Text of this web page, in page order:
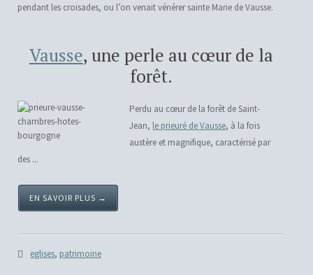
pendant les croisades, ou l’on venait vénérer sainte Marie de Vausse.
Vausse, une perle au cœur de la
forêt.
Perdu au cœur de la forêt de Saint-
Jean, le prieuré de Vausse, à la fois
austère et magnifique, caractérisé par
des ...
EN SAVOIR PLUS →
eglises, patrimoine